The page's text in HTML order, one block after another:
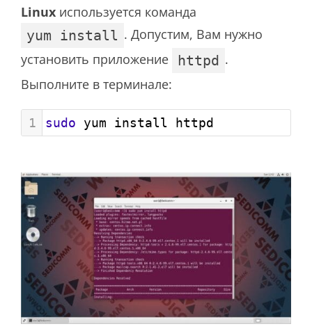
Linux используется команда
yum install . Допустим, Вам нужно
установить приложение
httpd .
Выполните в терминале:
1 sudo yum install httpd